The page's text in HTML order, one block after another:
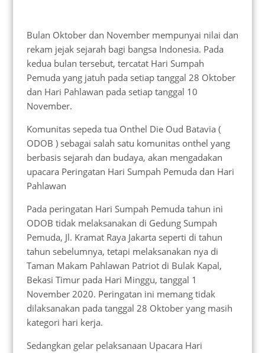
Bulan Oktober dan November mempunyai nilai dan
rekam jejak sejarah bagi bangsa Indonesia. Pada
kedua bulan tersebut, tercatat Hari Sumpah
Pemuda yang jatuh pada setiap tanggal 28 Oktober
dan Hari Pahlawan pada setiap tanggal 10
November.
Komunitas sepeda tua Onthel Die Oud Batavia (
ODOB ) sebagai salah satu komunitas onthel yang
berbasis sejarah dan budaya, akan mengadakan
upacara Peringatan Hari Sumpah Pemuda dan Hari
Pahlawan
Pada peringatan Hari Sumpah Pemuda tahun ini
ODOB tidak melaksanakan di Gedung Sumpah
Pemuda, Jl. Kramat Raya Jakarta seperti di tahun
tahun sebelumnya, tetapi melaksanakan nya di
Taman Makam Pahlawan Patriot di Bulak Kapal,
Bekasi Timur pada Hari Minggu, tanggal 1
November 2020. Peringatan ini memang tidak
dilaksanakan pada tanggal 28 Oktober yang masih
kategori hari kerja.
Sedangkan gelar pelaksanaan Upacara Hari